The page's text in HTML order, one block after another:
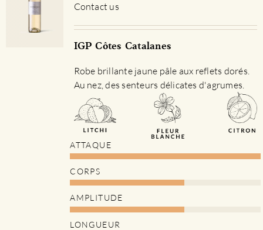
Contact us
IGP Côtes Catalanes
Robe brillante jaune pâle aux reflets dorés.
Au nez, des senteurs délicates d'agrumes.
ATTAQUE
CORPS
AMPLITUDE
LONGUEUR